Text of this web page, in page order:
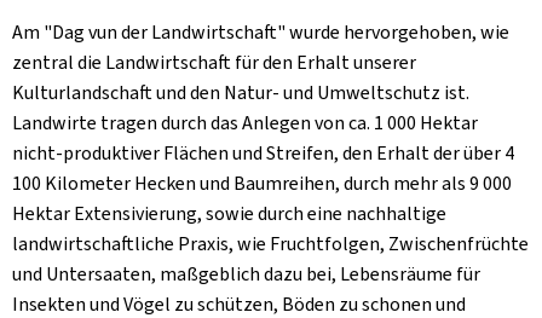
Am "Dag vun der Landwirtschaft" wurde hervorgehoben, wie
zentral die Landwirtschaft für den Erhalt unserer
Kulturlandschaft und den Natur- und Umweltschutz ist.
Landwirte tragen durch das Anlegen von ca. 1 000 Hektar
nicht-produktiver Flächen und Streifen, den Erhalt der über 4
100 Kilometer Hecken und Baumreihen, durch mehr als 9 000
Hektar Extensivierung, sowie durch eine nachhaltige
landwirtschaftliche Praxis, wie Fruchtfolgen, Zwischenfrüchte
und Untersaaten, maßgeblich dazu bei, Lebensräume für
Insekten und Vögel zu schützen, Böden zu schonen und